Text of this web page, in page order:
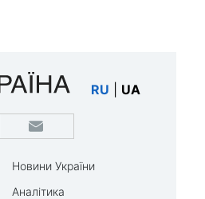
RU UA
Новини України
Аналітика